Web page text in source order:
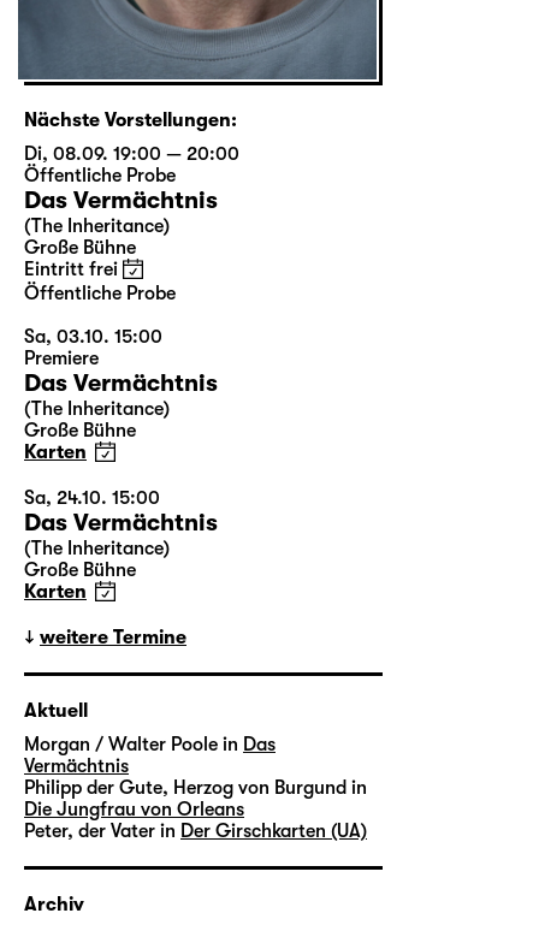
Nächste Vorstellungen:
Di, 08.09. 19:00 — 20:00
Öffentliche Probe
Das Vermächtnis
(The Inheritance)
Große Bühne
Eintritt frei
Öffentliche Probe
Sa, 03.10. 15:00
Premiere
Das Vermächtnis
(The Inheritance)
Große Bühne
Karten
Sa, 24.10. 15:00
Das Vermächtnis
(The Inheritance)
Große Bühne
Karten
weitere Termine
Aktuell
Morgan / Walter Poole in Das
Vermächtnis
Philipp der Gute, Herzog von Burgund in
Die Jungfrau von Orleans
Peter, der Vater in Der Girschkarten (UA)
Archiv